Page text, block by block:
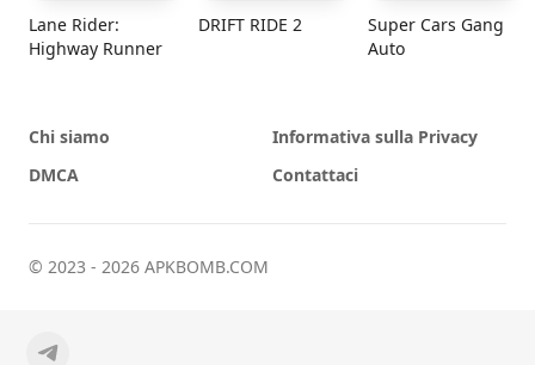
Lane Rider:
Highway Runner
DRIFT RIDE 2
Super Cars Gang
Auto
Chi siamo
Informativa sulla Privacy
DMCA
Contattaci
© 2023 - 2026 APKBOMB.COM